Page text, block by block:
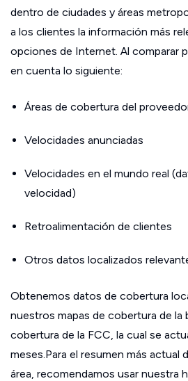
dentro de ciudades y áreas
a los clientes la información más
opciones de Internet. Al comparar
en cuenta lo siguiente:
Áreas de cobertura del
Velocidades anunciadas
Velocidades en el mundo real
velocidad)
Retroalimentación de clientes
Otros datos localizados
Obtenemos datos de cobertura
nuestros mapas de cobertura de la
cobertura de la FCC, la cual se
meses.Para el resumen más actual
área, recomendamos usar nuestra